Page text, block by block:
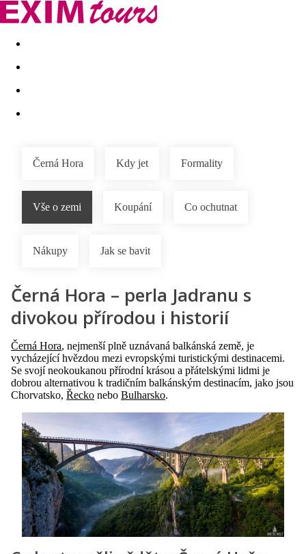
Akční nabídky Last minute
Černá Hora Kdy jet Formality
Vše o zemi Koupání Co ochutnat
Nákupy Jak se bavit
Černá Hora – perla Jadranu s
divokou přírodou i historií
Černá Hora, nejmenší plně uznávaná balkánská země, je
vycházející hvězdou mezi evropskými turistickými destinacemi.
Se svojí neokoukanou přírodní krásou a přátelskými lidmi je
dobrou alternativou k tradičním balkánským destinacím, jako jsou
Chorvatsko, Řecko nebo Bulharsko.